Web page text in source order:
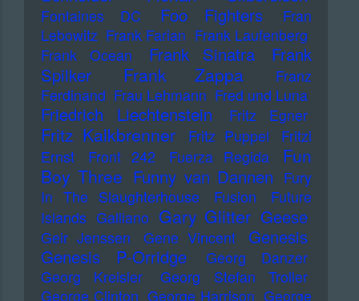
Fontaines DC Foo Fighters
Fran
Lebowitz Frank Farian Frank Laufenberg
Frank Ocean
Frank Sinatra
Frank
Spilker
Frank Zappa
Franz
Ferdinand Frau Lehmann Fred und Luna
Friedrich Liechtenstein Fritz Egner
Fritz Kalkbrenner Fritz Puppel
Fritzi
Ernst
Front 242 Fuerza Regida
Fun
Boy Three Funny van Dannen Fury
In The Slaughterhouse
Fusion
Future
Islands Galliano Gary Glitter Geese
Geir Jenssen Gene Vincent
Genesis
Genesis P-Orridge
Georg Danzer
Georg Kreisler
Georg Stefan Troller
George Clinton George Harrison George